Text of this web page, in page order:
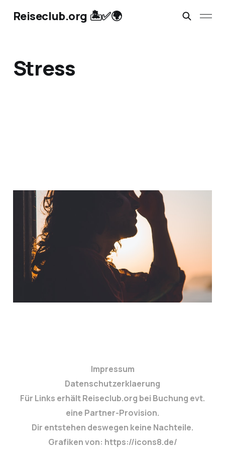
Reiseclub.org 🏝️✅🌍
Stress
Gesundheitsurlaub:
Burnout und Anti-
Stress-Kuren
3. Feb. 2025
Impressum
Datenschutzerklaerung
Für Links erhält Reiseclub.org bei Buchung evt.
eine Partner-Provision.
Dir entstehen deswegen keine Nachteile.
Grafiken von: https://icons8.de/